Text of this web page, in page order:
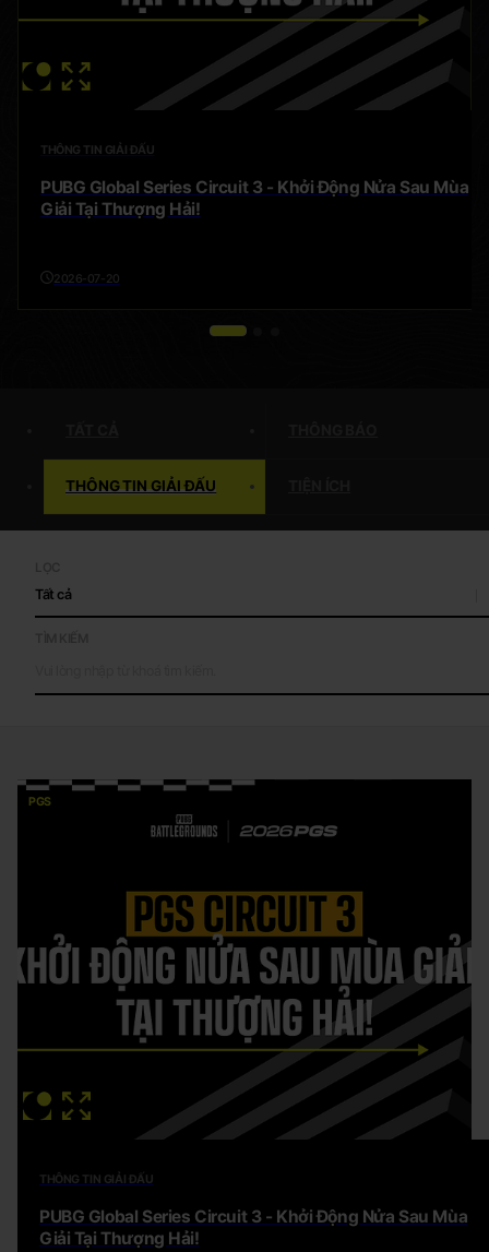
THÔNG TIN GIẢI ĐẤU
PUBG Global Series Circuit 3 - Khởi Động Nửa Sau Mùa
Giải Tại Thượng Hải!
2026-07-20
THÔNG TIN GIẢI ĐẤU
Tất cả
PGS
THÔNG TIN GIẢI ĐẤU
PUBG Global Series Circuit 3 - Khởi Động Nửa Sau Mùa
Giải Tại Thượng Hải!